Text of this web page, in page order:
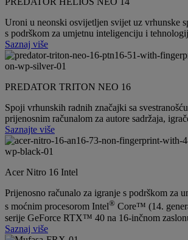
Uroni u neonski osvijetljen svijet uz vrhunske
s podrškom za umjetnu inteligenciju i
Saznaj više
PREDATOR TRITON NEO 16
Spoji vrhunskih radnih značajki sa
prijenosnim računalom za autore sadržaja,
Saznajte više
Acer Nitro 16 Intel
Prijenosno računalo za igranje s podrškom za
s moćnim procesorom Intel® Core™ (14.
serije GeForce RTX™ 40 na 16-inčnom
Saznaj više